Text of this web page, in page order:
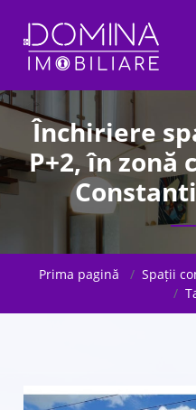
Închiriere
P+2, în zonă
Prima pagină Spații